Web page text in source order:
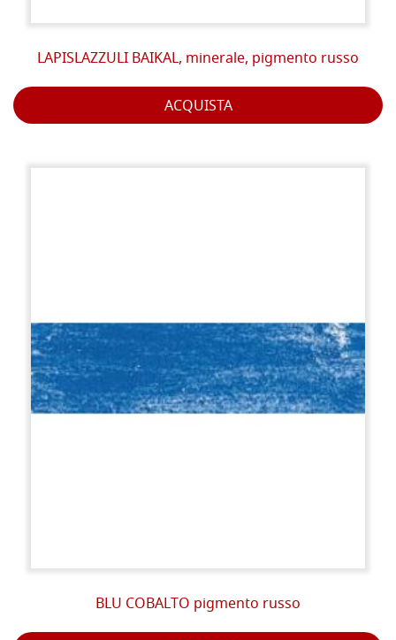
LAPISLAZZULI BAIKAL, minerale, pigmento russo
ACQUISTA
BLU COBALTO pigmento russo